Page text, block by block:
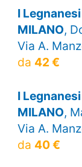
I
MILANO,
Via A.
da 42 €
I
MILANO,
Via A.
da 40 €